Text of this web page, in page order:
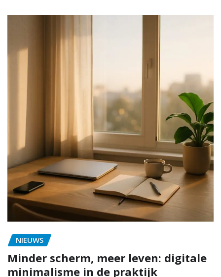
NIEUWS
Minder scherm, meer leven: digitale
minimalisme in de praktijk